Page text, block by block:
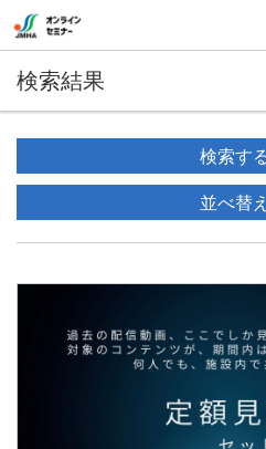
検索結果
検索す
並べ替え